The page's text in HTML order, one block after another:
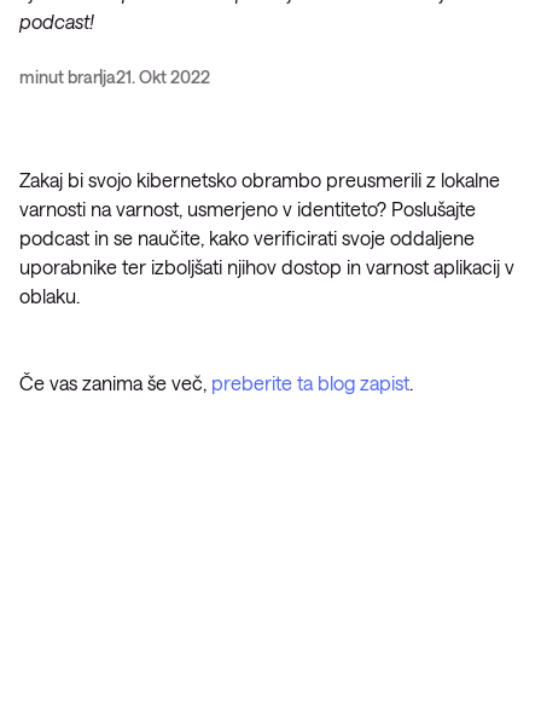
podcast!
minut branja21. Okt 2022
Zakaj bi svojo kibernetsko obrambo preusmerili z lokalne
varnosti na varnost, usmerjeno v identiteto? Poslušajte
podcast in se naučite, kako verificirati svoje oddaljene
uporabnike ter izboljšati njihov dostop in varnost aplikacij v
oblaku.
Če vas zanima še več, preberite ta blog zapist.